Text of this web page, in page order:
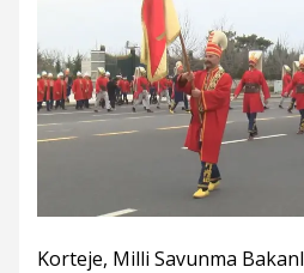
Korteje, Milli Savunma